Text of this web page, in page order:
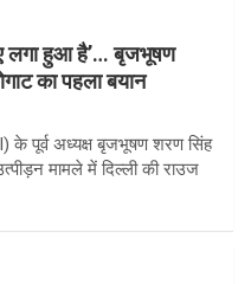
लगा हुआ है’… बृजभूषण
का पहला बयान
के पूर्व अध्यक्ष बृजभूषण शरण सिंह
मामले में दिल्ली की राउज